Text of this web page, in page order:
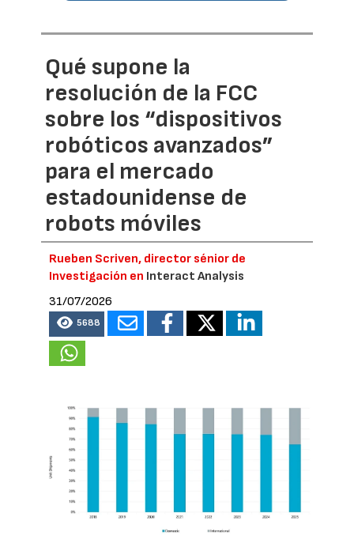
Qué supone la
resolución de la FCC
sobre los “dispositivos
robóticos avanzados”
para el mercado
estadounidense de
robots móviles
Rueben Scriven, director sénior de
Investigación en Interact Analysis
31/07/2026
5688